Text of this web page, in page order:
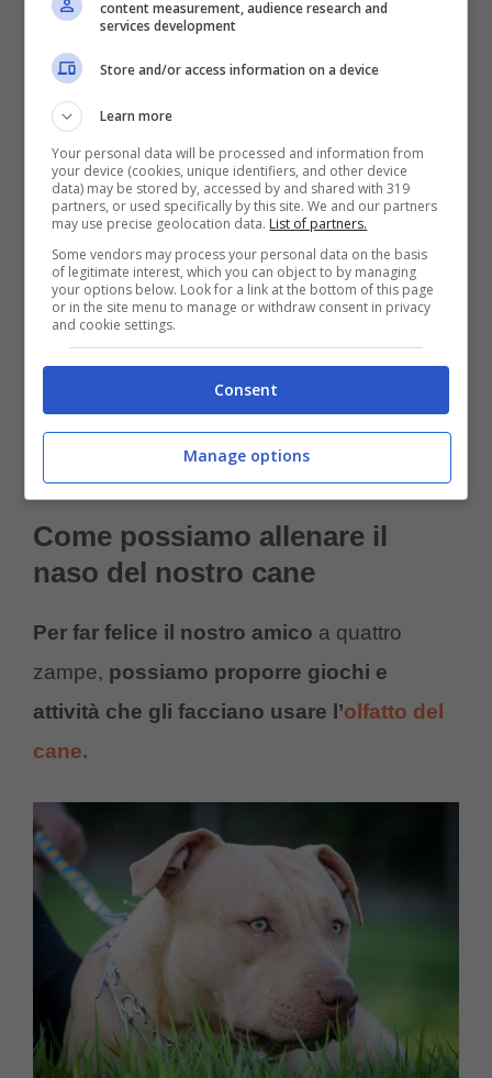
parte precisadel corpo, chiamata bulbo
olfattivo.
Tale bulbo, è come un vero e proprio
di smistamento,prende tutti i messaggi dal
naso e li trasforma in informazioni chiare e
dettagliate.
Per questo il cane non si limita a sentire un
semplice odore, ma riesce a capire di cosa si
tratta, da dove arriva e persino a percepire
l’umore e lo stato di salute di chi ha lasciato
Come possiamo allenare il
naso del nostro cane
Per far felice il nostro amico a quattro
zampe, possiamo proporre giochi e
attività che gli facciano usare l’olfatto del
cane.
content measurement, audience research and
services development
Store and/or access information on a device
Learn more
Your personal data will be processed and information from
your device (cookies, unique identifiers, and other device
data) may be stored by, accessed by and shared with 319
partners, or used specifically by this site. We and our partners
may use precise geolocation data. List of partners.
Some vendors may process your personal data on the basis
of legitimate interest, which you can object to by managing
your options below. Look for a link at the bottom of this page
or in the site menu to manage or withdraw consent in privacy
and cookie settings.
Consent
Manage options